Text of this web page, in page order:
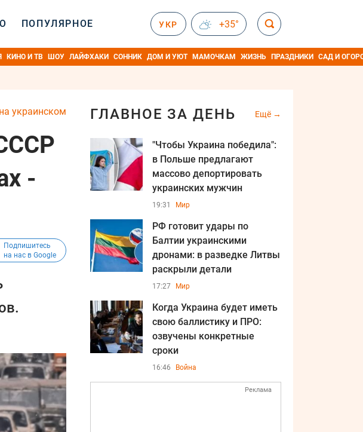
ПОПУЛЯРНОЕ УКР +35°
КИНО И ТВ ШОУ ЛАЙФХАКИ СОННИК ДОМ И УЮТ МАМОЧКАМ ЖИЗНЬ ПРАЗДНИКИ САД И
украинском
-
Подпишитесь
на нас в Google
ГЛАВНОЕ ЗА ДЕНЬ Ещё
"Чтобы Украина победила":
в Польше предлагают
массово депортировать
украинских мужчин
19:31 Мир
РФ готовит удары по
Балтии украинскими
дронами: в разведке Литвы
раскрыли детали
17:27 Мир
Когда Украина будет иметь
свою баллистику и ПРО:
озвучены конкретные
сроки
16:46 Война
Реклама